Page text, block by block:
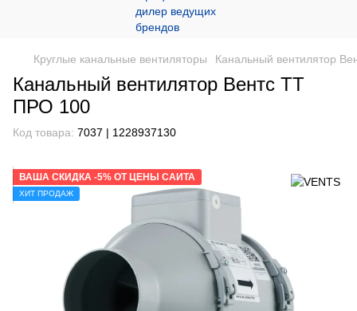
Круглые канальные вентиляторы Канальный вентилятор
Канальный вентилятор Вентс ТТ
ПРО 100
Код товара: 7037 | 1228937130
ВАША СКИДКА -5% ОТ ЦЕНЫ САЙТА
ХИТ ПРОДАЖ